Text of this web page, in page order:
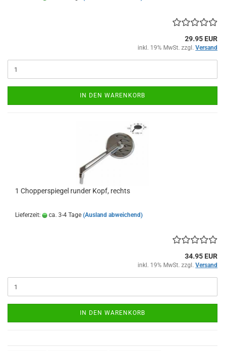
29.95 EUR
inkl. 19% MwSt. zzgl. Versand
IN DEN WARENKORB
1 Chopperspiegel runder Kopf, rechts
Lieferzeit: ca. 3-4 Tage (Ausland abweichend)
34.95 EUR
inkl. 19% MwSt. zzgl. Versand
IN DEN WARENKORB